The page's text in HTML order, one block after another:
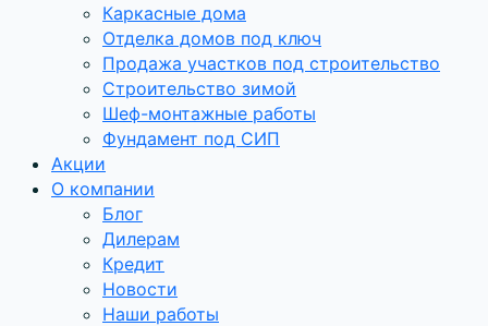
Каркасные дома
Отделка домов под ключ
Продажа участков под строительство
Строительство зимой
Шеф-монтажные работы
Фундамент под СИП
Акции
О компании
Блог
Дилерам
Кредит
Новости
Наши работы